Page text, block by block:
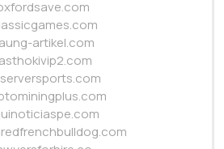
artikel.com